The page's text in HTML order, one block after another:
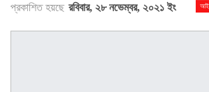
প্রকাশিত হয়ছে রবিবার, ২৮ নভেম্বর, ২০২১ ইং